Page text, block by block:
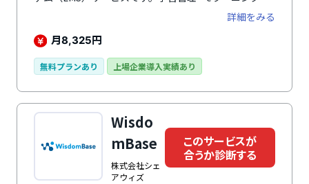
研修、大小問わず様々な学習に対応。自社で容易にコン
テンツを作成できます。大手企業をはじめとする、国内
25,000社以上が導入。ビジネスパーソンから満足度、
「ITreview Best Software in Japan 2022」にて、
ます。営業教育/新人オンボーディング/マネージャー育
成/を代表的な使い方としながら、幅広いテーマで利用
詳細をみる
月8,325円
無料プランあり 上場企業導入実績あり
Wisdo
mBase
株式会社シェ
アウィズ
このサービスが
合うか診断する